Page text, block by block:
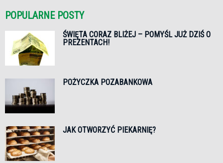
POPULARNE POSTY
ŚWIĘTA CORAZ BLIŻEJ – POMYŚL JUŻ DZIŚ O
PREZENTACH!
POŻYCZKA POZABANKOWA
JAK OTWORZYĆ PIEKARNIĘ?